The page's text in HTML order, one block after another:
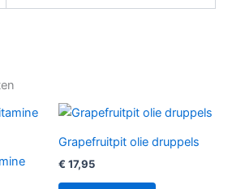
Grapefruitpit olie druppels
€ 17,95